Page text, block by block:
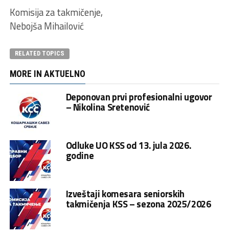
Komisija za takmičenje,
Nebojša Mihailović
RELATED TOPICS
MORE IN AKTUELNO
Deponovan prvi profesionalni ugovor
– Nikolina Sretenović
Odluke UO KSS od 13. jula 2026.
godine
Izveštaji komesara seniorskih
takmičenja KSS – sezona 2025/2026